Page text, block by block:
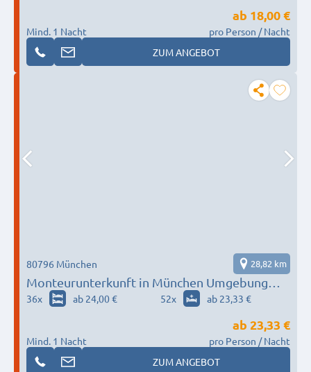
Mind. 1 Nacht
ab 18,00 €
pro Person / Nacht
ZUM ANGEBOT
Monteurunterkunft in München Umgebung
nach Wunsch / Bedürfnis
80796 München 28,82 km
36x ab 24,00 € 52x ab 23,33 €
Mind. 1 Nacht
ab 23,33 €
pro Person / Nacht
ZUM ANGEBOT